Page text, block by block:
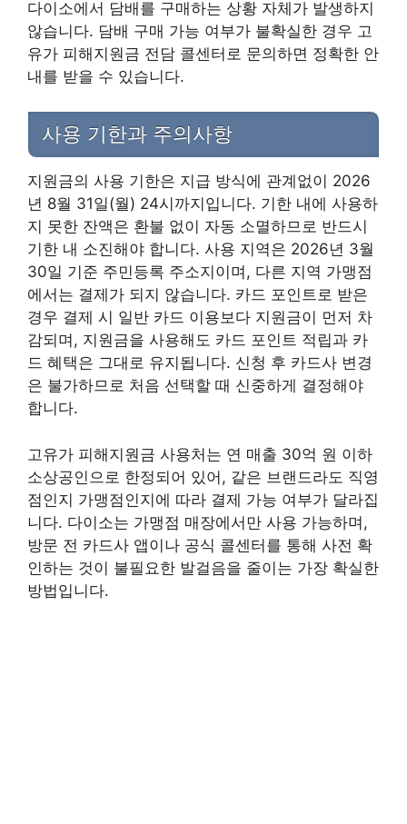
다이소에서 담배를 구매하는 상황 자체가 발생하지
않습니다. 담배 구매 가능 여부가 불확실한 경우 고
유가 피해지원금 전담 콜센터로 문의하면 정확한 안
내를 받을 수 있습니다.
사용 기한과 주의사항
지원금의 사용 기한은 지급 방식에 관계없이 2026
년 8월 31일(월) 24시까지입니다. 기한 내에 사용하
지 못한 잔액은 환불 없이 자동 소멸하므로 반드시
기한 내 소진해야 합니다. 사용 지역은 2026년 3월
30일 기준 주민등록 주소지이며, 다른 지역 가맹점
에서는 결제가 되지 않습니다. 카드 포인트로 받은
경우 결제 시 일반 카드 이용보다 지원금이 먼저 차
감되며, 지원금을 사용해도 카드 포인트 적립과 카
드 혜택은 그대로 유지됩니다. 신청 후 카드사 변경
은 불가하므로 처음 선택할 때 신중하게 결정해야
합니다.
고유가 피해지원금 사용처는 연 매출 30억 원 이하
소상공인으로 한정되어 있어, 같은 브랜드라도 직영
점인지 가맹점인지에 따라 결제 가능 여부가 달라집
니다. 다이소는 가맹점 매장에서만 사용 가능하며,
방문 전 카드사 앱이나 공식 콜센터를 통해 사전 확
인하는 것이 불필요한 발걸음을 줄이는 가장 확실한
방법입니다.